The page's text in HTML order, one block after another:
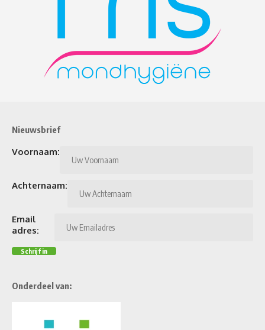
Nieuwsbrief
Voornaam:
Achternaam:
Email
adres:
Onderdeel van: